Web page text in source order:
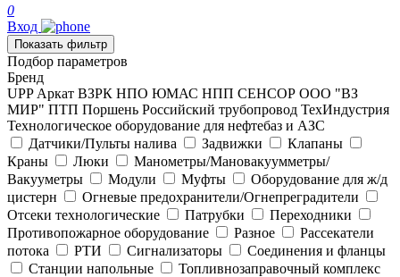
0
Вход
Показать фильтр
Подбор параметров
Бренд
UPP Аркат ВЗРК НПО ЮМАС НПП СЕНСОР ООО "ВЗ
МИР" ПТП Поршень Российский трубопровод ТехИндустрия
Технологическое оборудование для нефтебаз и АЗС
Датчики/Пульты налива
Задвижки
Клапаны
Краны
Люки
Манометры/Мановакуумметры/
Вакууметры
Модули Муфты
Оборудование для ж/д
цистерн
Огневые предохранители/Огнепреградители
Отсеки технологические
Патрубки
Переходники
Противопожарное оборудование
Разное
Рассекатели
потока
РТИ Сигнализаторы
Соединения и фланцы
Станции напольные
Топливнозаправочный комплекс